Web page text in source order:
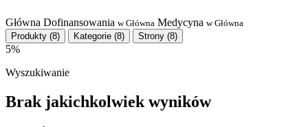
Główna Dofinansowania w Główna Medycyna w Główna
Produkty (8) Kategorie (8) Strony (8)
5%
Wyszukiwanie
Brak jakichkolwiek wyników